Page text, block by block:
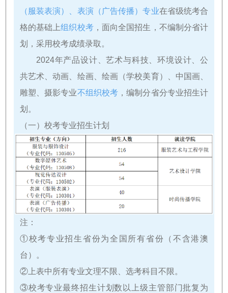
（服装表演）、表演（广告传播）专业在省级统考合
格的基础上组织校考，面向全国招生，不编制分省计
划，采用校考成绩录取。
2024年产品设计、艺术与科技、环境设计、公
共艺术、动画、绘画、绘画（学校美育）、中国画、
雕塑、摄影专业不组织校考 ，编制分省分专业招生计
划。
（一）校考专业招生计划
注：
①校考专业招生省份为全国所有省份（不含港澳
台）。
②上表中所有专业文理不限、选考科目不限。
③校考专业最终招生计划数以上级主管部门批复为